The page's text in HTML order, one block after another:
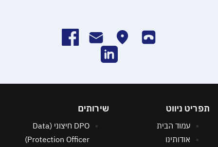
תפריט ניווט
עמוד הבית
אודותינו
שירותים
DPO חיצוני (Data
Protection Officer)